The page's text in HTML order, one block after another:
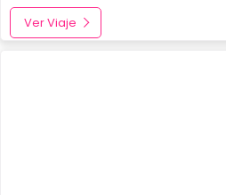
Ver Viaje